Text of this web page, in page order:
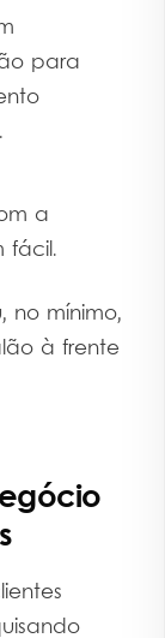
para
a
fácil.
no mínimo,
à frente